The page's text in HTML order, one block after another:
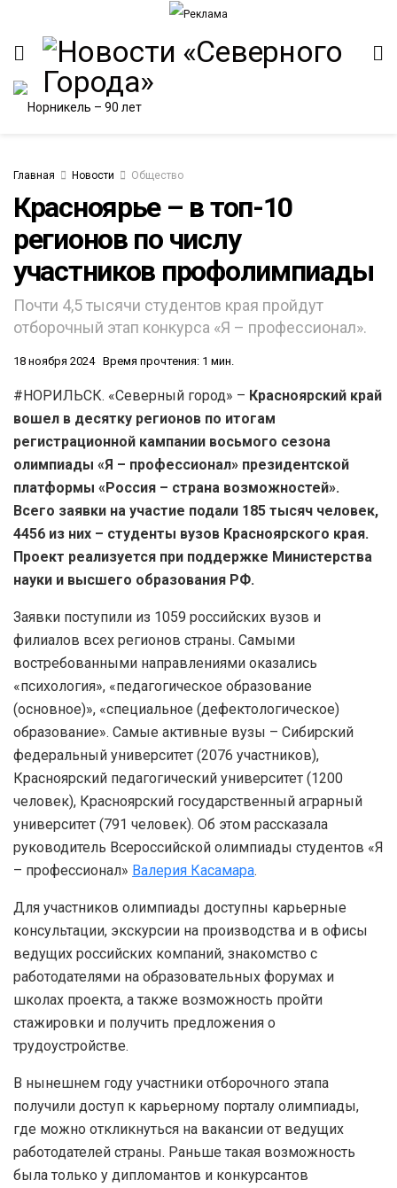
Главная Новости Общество
Красноярье – в топ-10
регионов по числу
участников профолимпиады
Почти 4,5 тысячи студентов края пройдут
отборочный этап конкурса «Я – профессионал».
18 ноября 2024 Время прочтения: 1 мин.
#НОРИЛЬСК. «Северный город» – Красноярский край
вошел в десятку регионов по итогам
регистрационной кампании восьмого сезона
олимпиады «Я – профессионал» президентской
платформы «Россия – страна возможностей».
Всего заявки на участие подали 185 тысяч человек,
4456 из них – студенты вузов Красноярского края.
Проект реализуется при поддержке Министерства
науки и высшего образования РФ.
Заявки поступили из 1059 российских вузов и
филиалов всех регионов страны. Самыми
востребованными направлениями оказались
«психология», «педагогическое образование
(основное)», «специальное (дефектологическое)
образование». Самые активные вузы – Сибирский
федеральный университет (2076 участников),
Красноярский педагогический университет (1200
человек), Красноярский государственный аграрный
университет (791 человек). Об этом рассказала
руководитель Всероссийской олимпиады студентов «Я
– профессионал» Валерия Касамара.
Для участников олимпиады доступны карьерные
консультации, экскурсии на производства и в офисы
ведущих российских компаний, знакомство с
работодателями на образовательных форумах и
школах проекта, а также возможность пройти
стажировки и получить предложения о
трудоустройстве.
В нынешнем году участники отборочного этапа
получили доступ к карьерному порталу олимпиады,
где можно откликнуться на вакансии от ведущих
работодателей страны. Раньше такая возможность
была только у дипломантов и конкурсантов